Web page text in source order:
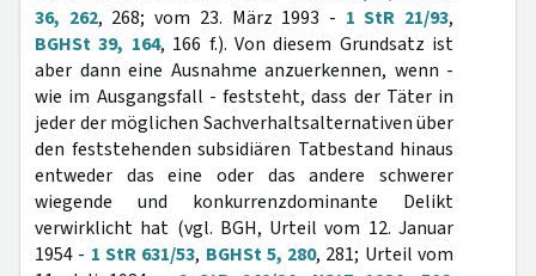
36, 262, 268; vom 23. März 1993 - 1 StR 21/93,
BGHSt 39, 164, 166 f.). Von diesem Grundsatz ist
aber dann eine Ausnahme anzuerkennen, wenn -
wie im Ausgangsfall - feststeht, dass der Täter in
jeder der möglichen Sachverhaltsalternativen über
den feststehenden subsidiären Tatbestand hinaus
entweder das eine oder das andere schwerer
wiegende und konkurrenzdominante Delikt
verwirklicht hat (vgl. BGH, Urteil vom 12. Januar
1954 - 1 StR 631/53, BGHSt 5, 280, 281; Urteil vom